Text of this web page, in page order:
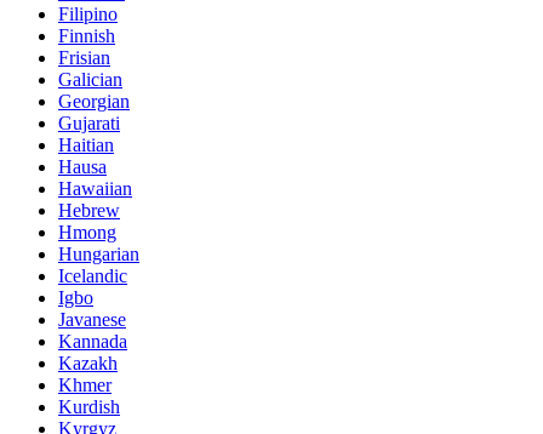
Filipino
Finnish
Frisian
Galician
Georgian
Gujarati
Haitian
Hausa
Hawaiian
Hebrew
Hmong
Hungarian
Icelandic
Igbo
Javanese
Kannada
Kazakh
Khmer
Kurdish
Kyrgyz